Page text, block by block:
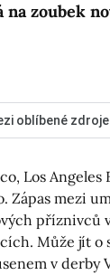
na zoubek
oblíbené
Los Angeles
Zápas mezi
příznivců
Může jít o
v derby